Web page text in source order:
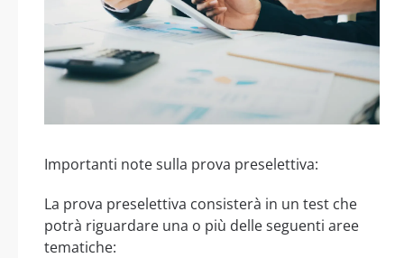
Importanti note sulla prova preselettiva:
La prova preselettiva consisterà in un test che
potrà riguardare una o più delle seguenti aree
tematiche: